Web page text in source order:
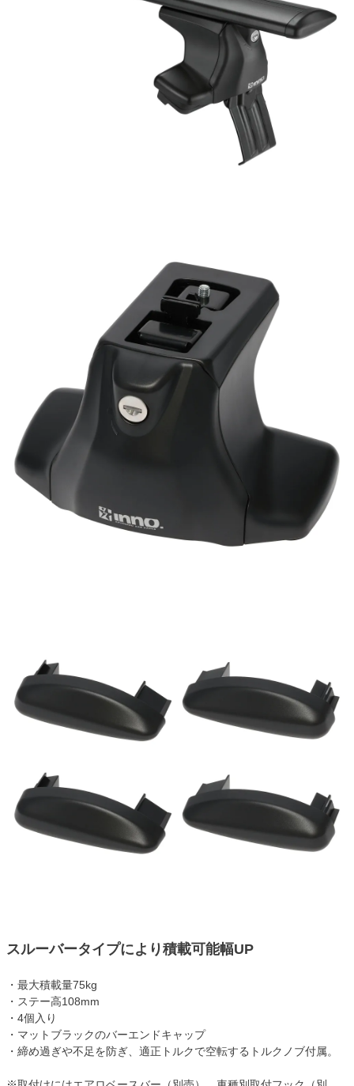
スルーバータイプにより積載可能幅UP
・最大積載量75kg
・ステー高108mm
・4個入り
・マットブラックのバーエンドキャップ
・締め過ぎや不足を防ぎ、適正トルクで空転するトルクノブ付属。